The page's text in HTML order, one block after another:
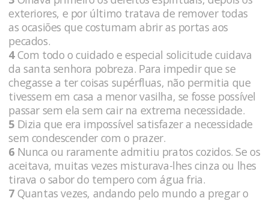
exteriores, e por último tratava de remover todas
as ocasiões que costumam abrir as portas aos
pecados.
4Com todo o cuidado e especial solicitude cuidava
da santa senhora pobreza. Para impedir que se
chegasse a ter coisas supérfluas, não permitia que
tivessem em casa a menor vasilha, se fosse possível
passar sem ela sem cair na extrema necessidade.
5 Dizia que era impossível satisfazer a necessidade
sem condescender com o prazer.
6 Nunca ou raramente admitiu pratos cozidos. Se os
aceitava, muitas vezes misturava-lhes cinza ou lhes
tirava o sabor do tempero com água fria.
7 Quantas vezes, andando pelo mundo a pregar o